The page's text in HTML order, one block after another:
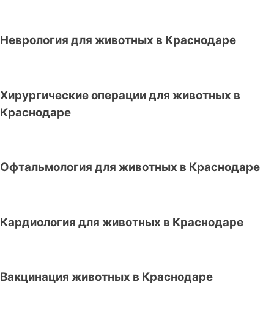
Неврология для животных в Краснодаре
Хирургические операции для животных в
Краснодаре
Офтальмология для животных в Краснодаре
Кардиология для животных в Краснодаре
Вакцинация животных в Краснодаре